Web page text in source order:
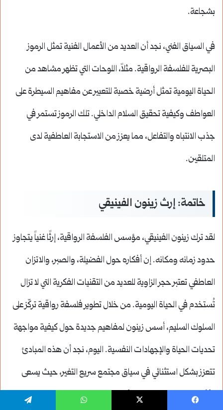
بشجاعة.
في السياق الفني، نجد أن العديد من الأعمال الفنية تمثل الرموز
البصرية للفلسفة الرواقية. مثلاً، اللوحات التي تظهر مشاهد من
الحياة اليومية تمثل أرضية خصبة للتعبير عن مفاهيم السيطرة على
العواطف وكيفية تحقيق السلام الداخلي. تلك الرموز تستمر في
جذب الانتباه والتفاعل، مما يعزز من الاستجابة العاطفية لدى
المتلقين.
خاتمة: إرث زينون الفينيقي
لقد ترك زينون الفينيقي، مؤسس الفلسفة الرواقية، إرثًا غنياً يتجاوز
حدود زمانه ومكانه. إن أفكاره حول الفضيلة، والصبر، والاتزان
العاطفي تعتبر حجر الزاوية للعديد من التقنيات الفكرية التي لا تزال
تُستخدم في الحياة اليومية. من خلال تطوير فلسفة رواقية تركّز على
السلوك السليم، أسس زينون لمفاهيم جديدة حول كيفية مواجهة
تحديات الحياة والإجهادات النفسية. اليوم، نجد أن هذه المبادئ
تتعزز بشكل استثنائي في سياق مجتمع سريع التغير، حيث يسعى
الأفراد إلى تحقيق التوازن والأمان النفسي.